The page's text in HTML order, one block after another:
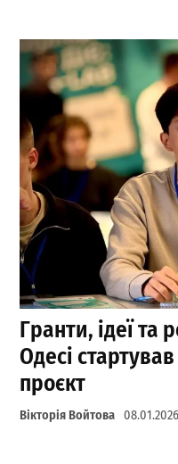
Гранти, ідеї та
Одесі
проєкт
Вікторія Войтова 08.01.2026